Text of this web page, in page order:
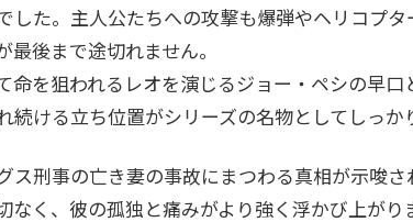
した。主人公たちへの攻撃も爆弾やヘリコプ
最後まで途切れません。
命を狙われるレオを演じるジョー・ペシの早
続ける立ち位置がシリーズの名物としてしっか
ス刑事の亡き妻の事故にまつわる真相が示唆
なく、彼の孤独と痛みがより強く浮かび上が